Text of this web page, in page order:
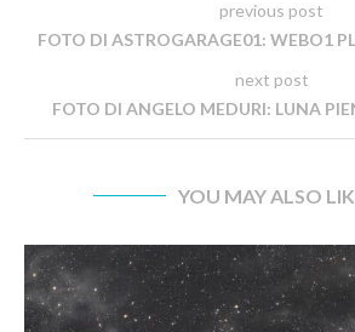
previous post
FOTO DI ASTROGARAGE01: WEBO1
next post
FOTO DI ANGELO MEDURI: LUNA
YOU MAY ALSO